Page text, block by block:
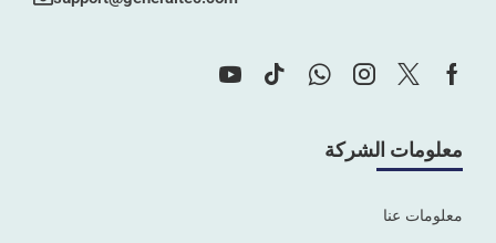
معلومات الشركة
معلومات عنا